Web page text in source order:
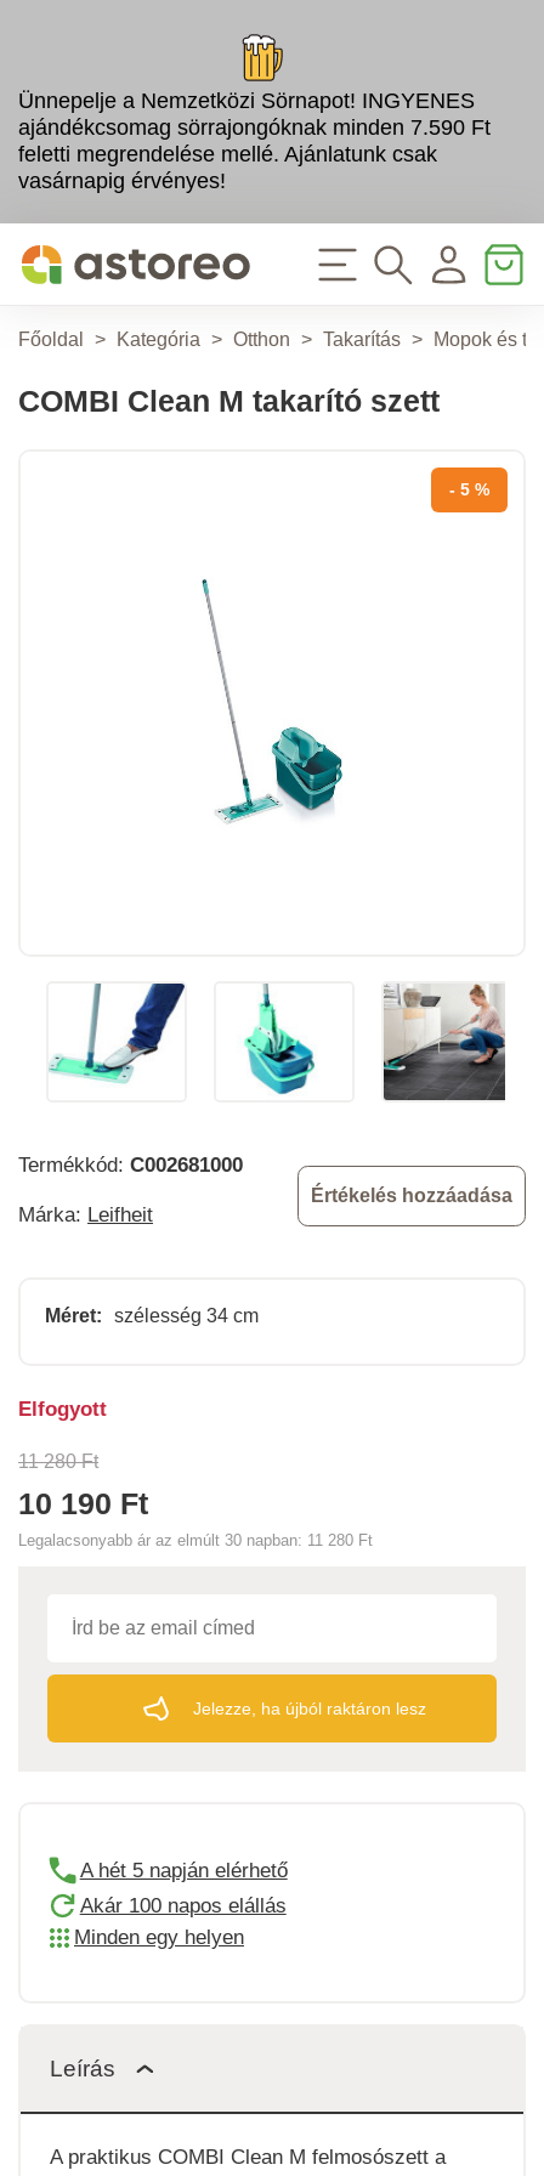
Ünnepelje a Nemzetközi Sörnapot! INGYENES
ajándékcsomag sörrajongóknak minden 7.590 Ft
feletti megrendelése mellé. Ajánlatunk csak
vasárnapig érvényes!
Főoldal > Kategória > Otthon > Takarítás > Mopok és
COMBI Clean M takarító szett
- 5 %
Termékkód: C002681000
Márka: Leifheit
Értékelés hozzáadása
Méret: szélesség 34 cm
11 280 Ft
10 190 Ft
Legalacsonyabb ár az elmúlt 30 napban: 11 280 Ft
Elfogyott
Jelezze, ha újból raktáron lesz
A hét 5 napján elérhető
Akár 100 napos elállás
Minden egy helyen
Leírás
A praktikus COMBI Clean M felmosószett a